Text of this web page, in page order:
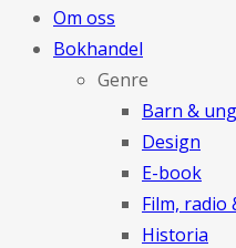
Om oss
Bokhandel
Genre
Barn &
Design
E-book
Film, radio
Historia